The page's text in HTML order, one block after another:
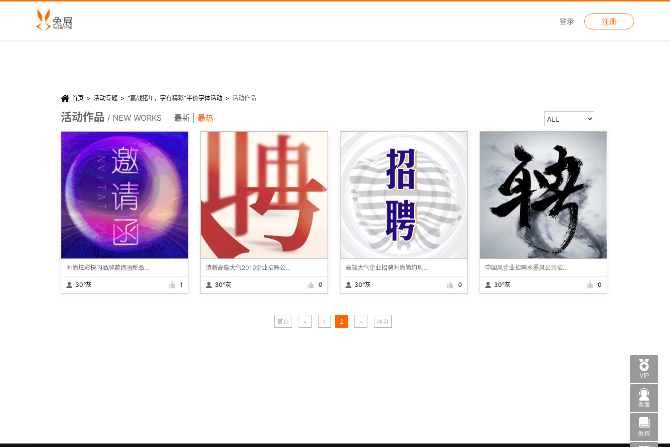
登录 注册
首页 > 活动专题 > “赢战猪年，字有精彩”半价字体活动 > 活动作品
活动作品 / NEW WORKS 最新 最热
时尚炫彩快闪品牌邀请函新品发布招商见面会
30°灰 1
清新高端大气2019企业招聘公司招聘春季招聘校园社会招聘
30°灰 0
高端大气企业招聘时尚简约风格公司招聘人才
30°灰 0
中国风企业招聘水墨风公司招聘人才
30°灰 0
首页 < 1 2 > 尾页
VIP
客服
教程